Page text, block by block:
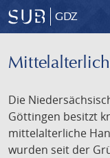
GDZ
Die
Göttingen besitzt
mittelalterliche
wurden seit der